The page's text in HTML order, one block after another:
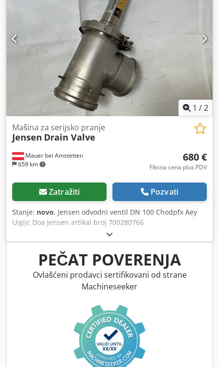
1 /2
Mauer bei Amstetten
659 km
Mašina za serijsko pranje
Jensen Drain Valve
680 €
Fiksna cena plus PDV
Zatražiti Pozvati
Stanje: novo, Jensen odvodni ventil DN 100 Chodpfx Aey
Uigijc Doa Jensen artikal broj 700280766
PEČAT POVERENJA
Ovlašćeni prodavci sertifikovani od strane
Machineseeker